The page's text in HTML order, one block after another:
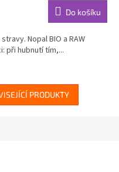
Do košíku
Nopal BIO a RAW
při hubnutí tím,...
PRODUKTY